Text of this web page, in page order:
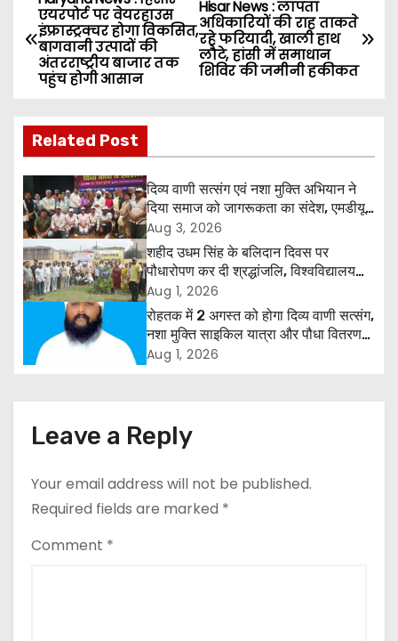
P
o
s
t
n
a
v
i
g
a
n
Hisar News : लापता
अधिकारियों की राह ताकते
रहे फरियादी, खाली हाथ
लौटे, हांसी में समाधान
शिविर की जमीनी हकीकत
एयरपोर्ट पर वेयरहाउस
इंफ्रास्ट्रक्चर होगा विकसित,
बागवानी उत्पादों की
अंतरराष्ट्रीय बाजार तक
पहुंच होगी आसान
Related Post
दिव्य वाणी सत्संग एवं नशा मुक्ति अभियान ने
दिया समाज को जागरूकता का संदेश, एमडीयू
रोहतक में हजारों लोगों ने लिया संकल्प
Aug 3, 2026
शहीद उधम सिंह के बलिदान दिवस पर
पौधारोपण कर दी श्रद्धांजलि, विश्वविद्यालय
और राजपत्रित अवकाश बहाल करने की उठी
मांग
Aug 1, 2026
रोहतक में 2 अगस्त को होगा दिव्य वाणी सत्संग,
नशा मुक्ति साइकिल यात्रा और पौधा वितरण
कार्यक्रम
Aug 1, 2026
Leave a Reply
Your email address will not be published.
Required fields are marked *
Comment *